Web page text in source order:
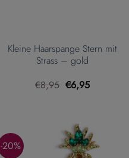
Kleine Haarspange Stern mit
Strass – gold
€8,95 Ursprünglicher
Preis
€6,95Aktueller
-20%